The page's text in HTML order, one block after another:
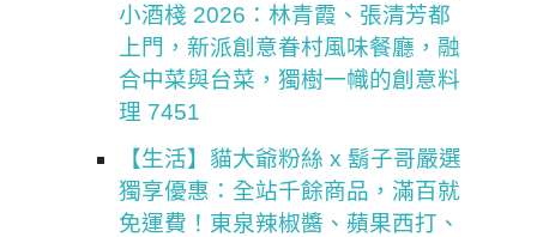
小酒棧 2026：林青霞、張清芳都
上門，新派創意眷村風味餐廳，融
合中菜與台菜，獨樹一幟的創意料
理 7451
【生活】貓大爺粉絲 x 鬍子哥嚴選
獨享優惠：全站千餘商品，滿百就
免運費！東泉辣椒醬、蘋果西打、